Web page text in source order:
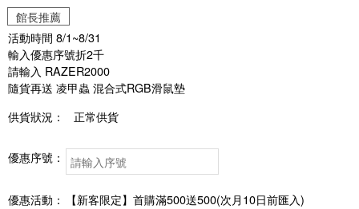
館長推薦
活動時間 8/1~8/31
輸入優惠序號折2千
請輸入 RAZER2000
隨貨再送 凌甲蟲 混合式RGB滑鼠墊
供貨狀況：
正常供貨
優惠序號：
優惠活動：
【新客限定】首購滿500送500(次月10日前匯入)